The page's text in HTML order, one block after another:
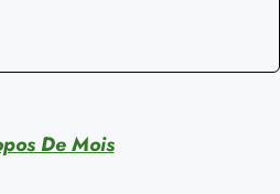
De Mois